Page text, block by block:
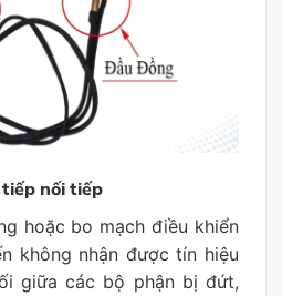
nối tiếp
hoặc bo mạch điều khiển
không nhận được tín hiệu
giữa các bộ phận bị đứt,